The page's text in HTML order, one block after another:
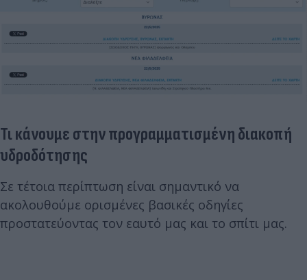
Τι κάνουμε στην προγραμματισμένη διακοπή
υδροδότησης
Σε τέτοια περίπτωση είναι σημαντικό να
ακολουθούμε ορισμένες βασικές οδηγίες
προστατεύοντας τον εαυτό μας και το σπίτι μας.